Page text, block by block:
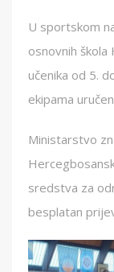
U sportskom
osnovnih
učenika od 5.
ekipama
Ministarstvo
sredstva za
besplatan